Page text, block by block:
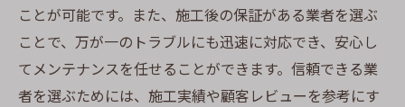
ことが可能です。また、施工後の保証がある業者を選ぶ
ことで、万が一のトラブルにも迅速に対応でき、安心し
てメンテナンスを任せることができます。信頼できる業
者を選ぶためには、施工実績や顧客レビューを参考にす